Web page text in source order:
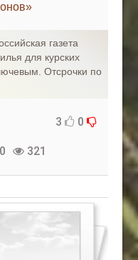
газета
для курских
Отсрочки по
3 0
0 321